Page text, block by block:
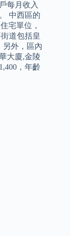
每月收入
中西區的
宅單位，
道包括皇
另外，區內
大廈,金陵
，年齡